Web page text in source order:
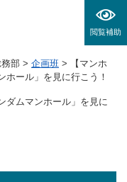
閲覧補助
部 > 企画班 >
【マンホ
ホール」を見に行こう！
ダムマンホール」を見に